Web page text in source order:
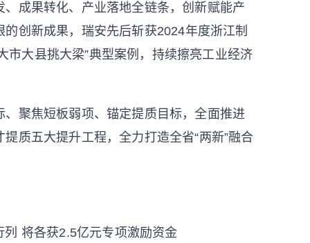
成果转化、产业落地全链条，创新赋能产
创新成果，瑞安先后斩获2024年度浙江制
市大县挑大梁”典型案例，持续擦亮工业经济
焦短板弱项、锚定提质目标，全面推进
质五大提升工程，全力打造全省“两新”融合
列 将各获2.5亿元专项激励资金